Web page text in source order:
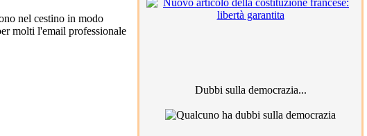
nel cestino in modo
molti l'email professionale
Dubbi sulla democrazia...